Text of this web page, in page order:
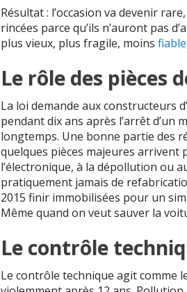
Résultat : l’occasion va devenir
rincées parce qu’ils n’auront pas
plus vieux, plus fragile, moins fiable
Le rôle des pièces
La loi demande aux constructeurs
pendant dix ans après l’arrêt d’un
longtemps. Une bonne partie des
quelques pièces majeures arrivent
l’électronique, à la dépollution ou
pratiquement jamais de
2015 finir immobilisées pour un
Même quand on veut sauver la
Le contrôle
Le contrôle technique agit comme